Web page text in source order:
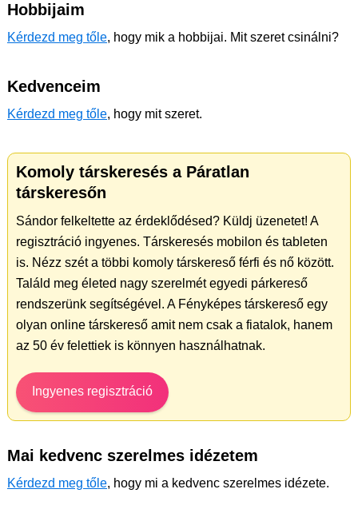
Hobbijaim
Kérdezd meg tőle, hogy mik a hobbijai. Mit szeret csinálni?
Kedvenceim
Kérdezd meg tőle, hogy mit szeret.
Komoly társkeresés a Páratlan
társkeresőn
Sándor felkeltette az érdeklődésed? Küldj üzenetet! A
regisztráció ingyenes. Társkeresés mobilon és tableten
is. Nézz szét a többi komoly társkereső férfi és nő között.
Találd meg életed nagy szerelmét egyedi párkereső
rendszerünk segítségével. A Fényképes társkereső egy
olyan online társkereső amit nem csak a fiatalok, hanem
az 50 év felettiek is könnyen használhatnak.
Ingyenes regisztráció
Mai kedvenc szerelmes idézetem
Kérdezd meg tőle, hogy mi a kedvenc szerelmes idézete.